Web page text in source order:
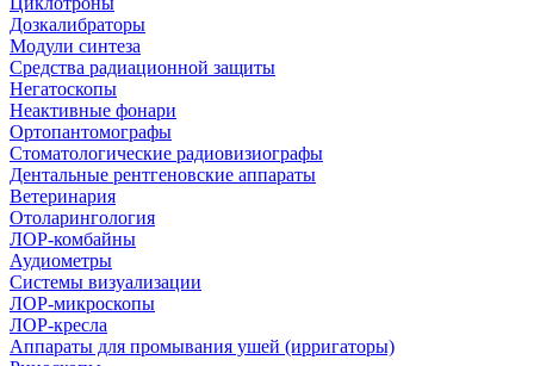
Дозкалибраторы
Модули синтеза
Средства радиационной защиты
Негатоскопы
Неактивные фонари
Ортопантомографы
Стоматологические радиовизиографы
Дентальные рентгеновские аппараты
Ветеринария
Отоларингология
ЛОР-комбайны
Аудиометры
Системы визуализации
ЛОР-микроскопы
ЛОР-кресла
Аппараты для промывания ушей (ирригаторы)